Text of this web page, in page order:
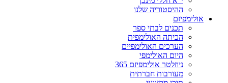
ההיסטוריה שלנו
אולימפיזם
תכנים לבתי ספר
הכיתה האולימפית
הערכים האולימפיים
היום האולימפי
ניוזלטר אולימפיזם 365
מעורבות חברתית